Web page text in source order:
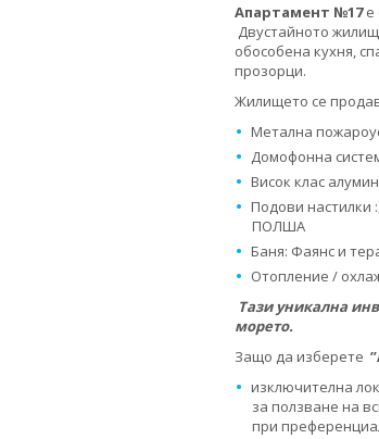
Апартамент №17е
Двустайното
обособена кухня,
прозорци.
Жилището се
Метална
Домофонна
Висок клас
Подови настилки
ПОЛША
Баня: Фаянс и
Отопление /
Тази уникална
морето.
Защо да изберете ”
изключителна
за ползване на
при